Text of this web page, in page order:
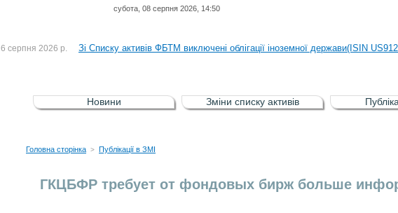
субота, 08 серпня 2026, 14:50
До Списку активів регульованого фондового ринку (РФР) включена
6 серпня 2026 р. Зі Списку активів ФБТМ виключені облігації іноземної держави(ISIN
5 серпня 2026 р. Зі списку активів РФР виключені Облігація внутрішніх державних позик
4 серпня 2026 р. До Списку активів регульованого фондового ринку (РФР) включена
Новини Зміни списку активів
Головна сторінка > Публікації в ЗМІ
ГКЦБФР требует от фондовых бирж больше